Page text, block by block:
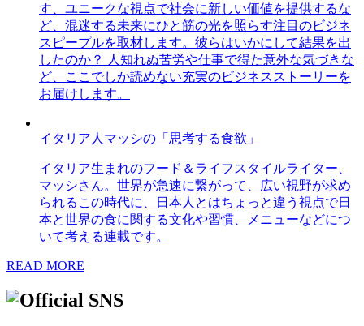
す、ユニークな視点で社会に新しい価値を提供するな
ど、混迷する未来にひと筋の光を照らす注目のビジネ
スピープルを取材します。彼らはいかにして結果を出
したのか？ 人知れぬ苦労や仕事で得た意外な気づきな
ど、ここでしか読めない充実のビジネスストーリーを
お届けします。
イタリア人マッシの「思考する食欲」
イタリア生まれのフード＆ライフスタイルライター、
マッシさん。世界が急速に繋がって、広い視野が求め
られるこの時代に、日本人とはちょっと違う視点で日
本と世界の食に関する文化や習慣、メニューなどにつ
いて考える連載です。
READ MORE